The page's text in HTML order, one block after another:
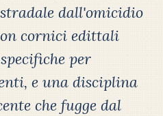
dall'omicidio
cornici edittali
per
e una disciplina
che fugge dal